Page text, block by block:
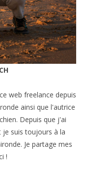
web freelance depuis
ainsi que l'autrice
Depuis que j'ai
je suis toujours à la
Je partage mes
!